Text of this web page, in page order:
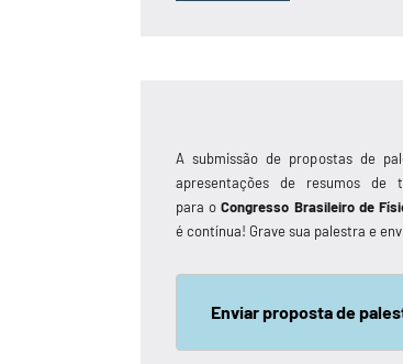
A submissão de propostas de
apresentações de resumos de
para oCongresso Brasileiro de
é contínua! Grave sua palestra e
Enviar proposta de